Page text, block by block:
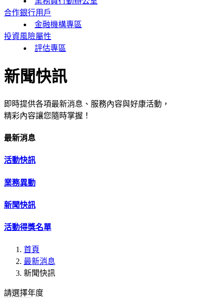
合作銀行用戶
金融機構專區
投資風險屬性
評估專區
新聞快訊
即時提供各項最新消息、服務內容與好康活動，
精彩內容讓您隨時掌握！
最新消息
活動快訊
業務異動
新聞快訊
活動得獎名單
首頁
最新消息
新聞快訊
請選擇年度